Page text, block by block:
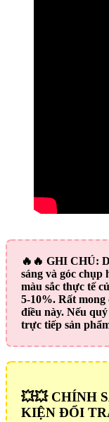
🔥🔥 GHI CHÚ:
sáng và góc chụp
màu sắc thực tế
5-10%. Rất mong
điều này. Nếu
trực tiếp sản
💥💥 CHÍNH
KIỆN ĐỔI